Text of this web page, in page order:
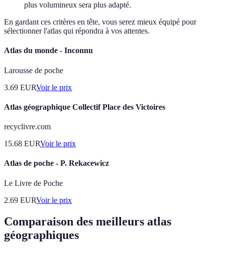
plus volumineux sera plus adapté.
En gardant ces critères en tête, vous serez mieux équipé pour
sélectionner l'atlas qui répondra à vos attentes.
Atlas du monde - Inconnu
Larousse de poche
3.69 EURVoir le prix
Atlas géographique Collectif Place des Victoires
recyclivre.com
15.68 EURVoir le prix
Atlas de poche - P. Rekacewicz
Le Livre de Poche
2.69 EURVoir le prix
Comparaison des meilleurs atlas
géographiques